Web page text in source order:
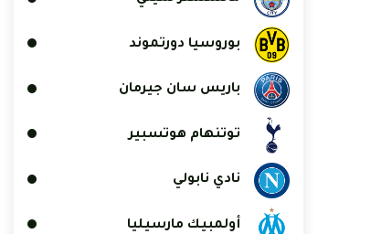
بوروسيا دورتموند
باريس سان جيرمان
توتنهام هوتسبير
نادي نابولي
أولمبيك مارسيليا